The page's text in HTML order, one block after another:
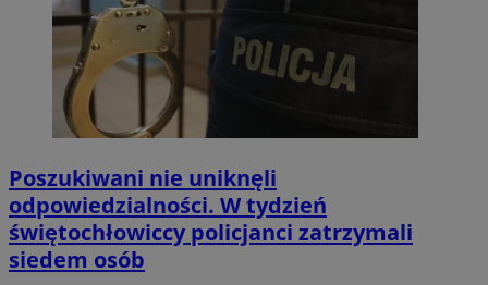
Poszukiwani nie uniknęli
odpowiedzialności. W tydzień
świętochłowiccy policjanci zatrzymali
siedem osób